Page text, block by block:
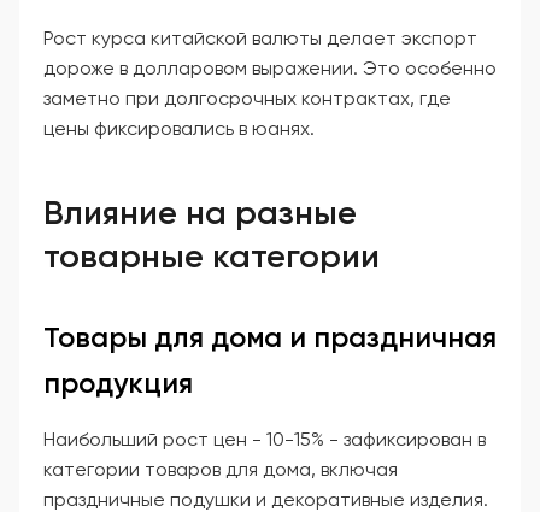
Рост курса китайской валюты делает экспорт
дороже в долларовом выражении. Это особенно
заметно при долгосрочных контрактах, где
цены фиксировались в юанях.
Влияние на разные
товарные категории
Товары для дома и праздничная
продукция
Наибольший рост цен - 10-15% - зафиксирован в
категории товаров для дома, включая
праздничные подушки и декоративные изделия.